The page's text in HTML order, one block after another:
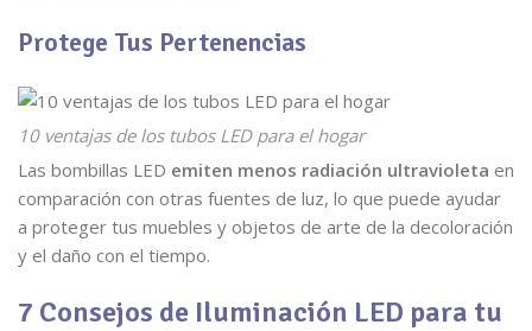
Protege Tus Pertenencias
10 ventajas de los tubos LED para el hogar
Las bombillas LED emiten menos radiación ultravioleta en
comparación con otras fuentes de luz, lo que puede ayudar
a proteger tus muebles y objetos de arte de la decoloración
y el daño con el tiempo.
7 Consejos de Iluminación LED para tu